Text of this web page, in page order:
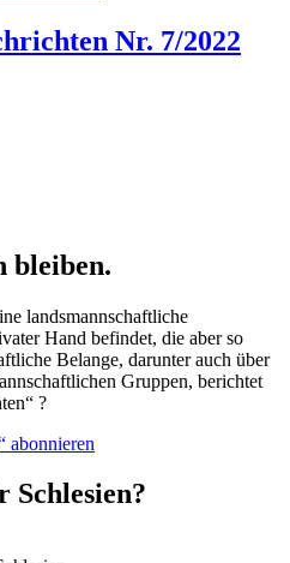
Nr. 7/2022
bleiben.
landsmannschaftliche
Hand befindet, die aber so
Belange, darunter auch über
Gruppen, berichtet
?
abonnieren